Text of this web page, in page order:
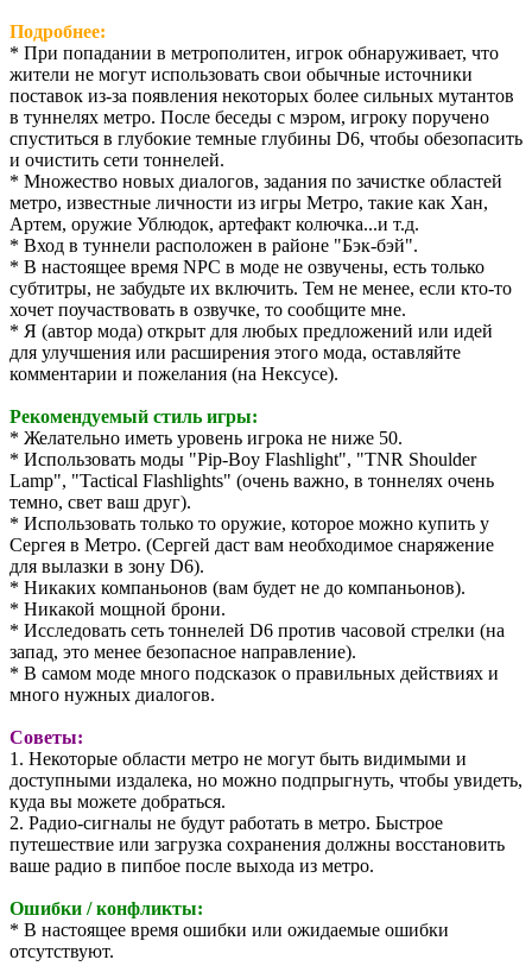
Подробнее:
* При попадании в метрополитен, игрок обнаруживает, что
жители не могут использовать свои обычные источники
поставок из-за появления некоторых более сильных мутантов
в туннелях метро. После беседы с мэром, игроку поручено
спуститься в глубокие темные глубины D6, чтобы обезопасить
и очистить сети тоннелей.
* Множество новых диалогов, задания по зачистке областей
метро, известные личности из игры Метро, такие как Хан,
Артем, оружие Ублюдок, артефакт колючка...и т.д.
* Вход в туннели расположен в районе "Бэк-бэй".
* В настоящее время NPC в моде не озвучены, есть только
субтитры, не забудьте их включить. Тем не менее, если кто-то
хочет поучаствовать в озвучке, то сообщите мне.
* Я (автор мода) открыт для любых предложений или идей
для улучшения или расширения этого мода, оставляйте
комментарии и пожелания (на Нексусе).
Рекомендуемый стиль игры:
* Желательно иметь уровень игрока не ниже 50.
* Использовать моды "Pip-Boy Flashlight", "TNR Shoulder
Lamp", "Tactical Flashlights" (очень важно, в тоннелях очень
темно, свет ваш друг).
* Использовать только то оружие, которое можно купить у
Сергея в Метро. (Сергей даст вам необходимое снаряжение
для вылазки в зону D6).
* Никаких компаньонов (вам будет не до компаньонов).
* Никакой мощной брони.
* Исследовать сеть тоннелей D6 против часовой стрелки (на
запад, это менее безопасное направление).
* В самом моде много подсказок о правильных действиях и
много нужных диалогов.
Советы:
1. Некоторые области метро не могут быть видимыми и
доступными издалека, но можно подпрыгнуть, чтобы увидеть,
куда вы можете добраться.
2. Радио-сигналы не будут работать в метро. Быстрое
путешествие или загрузка сохранения должны восстановить
ваше радио в пипбое после выхода из метро.
Ошибки / конфликты:
* В настоящее время ошибки или ожидаемые ошибки
отсутствуют.